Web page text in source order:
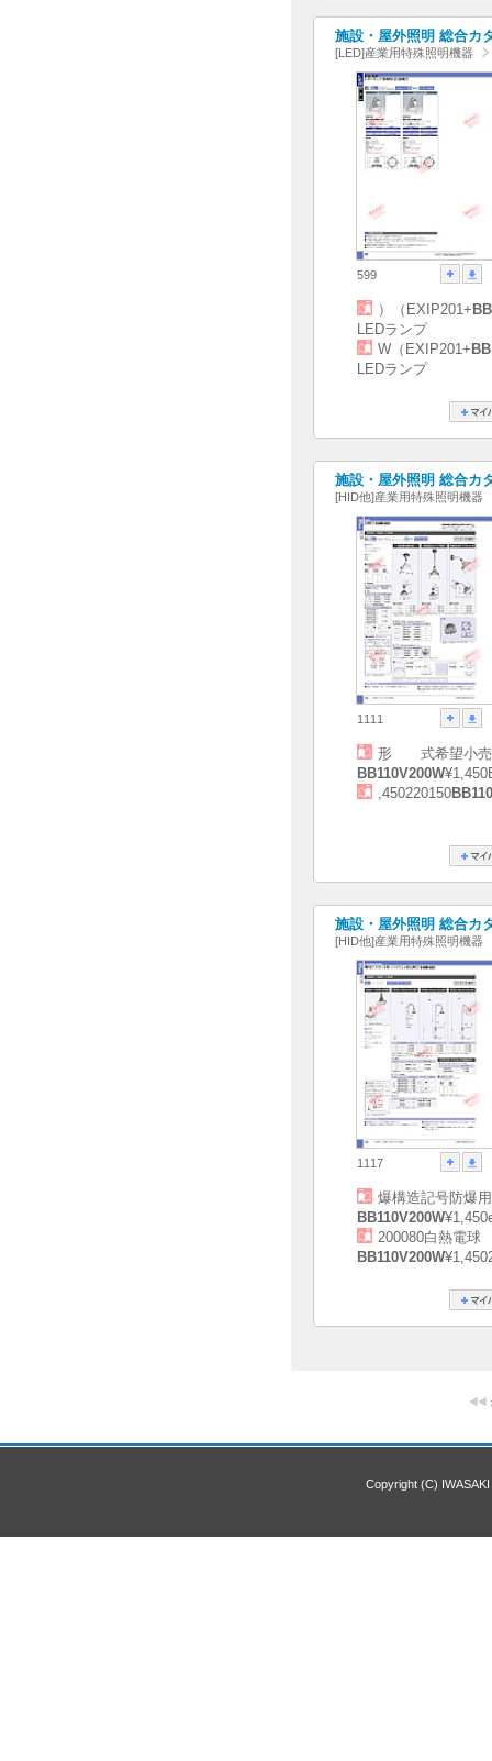
施設・屋外照明 総合カ
[LED]産業用特殊照明機器
599
）（EXIP201+
LEDランプ
W（EXIP201+
LEDランプ
施設・屋外照明 総合カ
[HID他]産業用特殊照明機器
1111
形 式希望小売
BB110V200W
,450220150
施設・屋外照明 総合カ
[HID他]産業用特殊照明機器
1117
爆構造記号防爆
BB110V200W
200080白熱電球
BB110V200W
Copyright (C)